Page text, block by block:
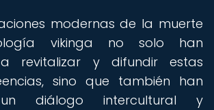
modernas de la muerte
vikinga no solo han
revitalizar y difundir estas
sino que también han
diálogo intercultural y